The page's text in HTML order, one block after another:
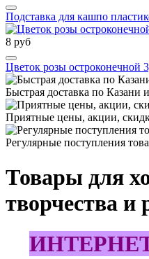
Подставка для кашпо
8 руб
Цветок розы остроконечной
Быстрая доставка по Казани
Приятные цены, акции,
Регулярные поступления
Товары для
творчества и